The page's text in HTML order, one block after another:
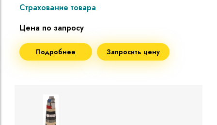
Страхование товара
Цена по запросу
Подробнее Запросить цену